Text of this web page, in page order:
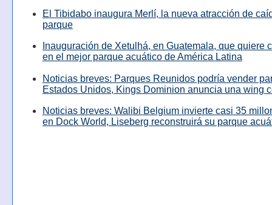
El Tibidabo inaugura Merlí, la nueva atracción de
parque
Inauguración de Xetulhá, en Guatemala, que quiere
en el mejor parque acuático de América Latina
Noticias breves: Parques Reunidos podría vender
Estados Unidos, Kings Dominion anuncia una wing
Noticias breves: Walibi Belgium invierte casi 35
en Dock World, Liseberg reconstruirá su parque